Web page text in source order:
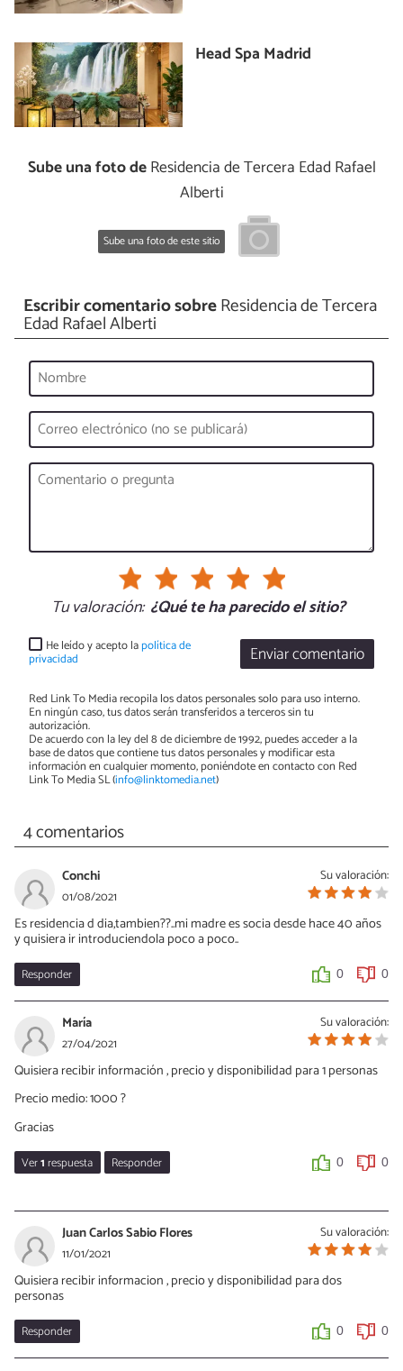
Head Spa Madrid
Sube una foto deResidencia de Tercera Edad Rafael
Alberti
Sube una foto de este sitio
Escribir comentario sobreResidencia de Tercera
Edad Rafael Alberti
Tu valoración: ¿Qué te ha parecido el sitio?
Enviar comentario
He leído y acepto lapolítica de
privacidad
Red Link To Media recopila los datos personales solo para uso interno.
En ningún caso, tus datos serán transferidos a terceros sin tu
autorización.
De acuerdo con la ley del 8 de diciembre de 1992, puedes acceder a la
base de datos que contiene tus datos personales y modificar esta
información en cualquier momento, poniéndote en contacto con Red
Link To Media SL (info@linktomedia.net)
4 comentarios
Su valoración:
Conchi
01/08/2021
Es residencia d dia,tambien??..mi madre es socia desde hace 40 años
y quisiera ir introduciendola poco a poco..
Responder 0 0
Su valoración:
María
27/04/2021
Quisiera recibir información , precio y disponibilidad para 1 personas
Precio medio: 1000 ?
Gracias
Ver1respuesta Responder 0 0
30/08/2025
Quiero saber si hay disponibilidad de plazas y si hay plazas
concertadas y públicas gracias
Su valoración:
Juan Carlos Sabio Flores
11/01/2021
Quisiera recibir informacion , precio y disponibilidad para dos
personas
Responder 0 0